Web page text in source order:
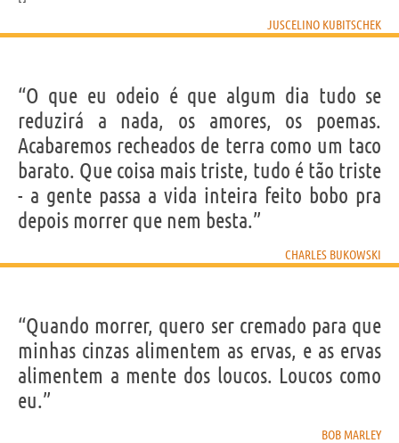
JUSCELINO KUBITSCHEK
“O que eu odeio é que algum dia tudo se
reduzirá a nada, os amores, os poemas.
Acabaremos recheados de terra como um taco
barato. Que coisa mais triste, tudo é tão triste
- a gente passa a vida inteira feito bobo pra
depois morrer que nem besta.”
CHARLES BUKOWSKI
“Quando morrer, quero ser cremado para que
minhas cinzas alimentem as ervas, e as ervas
alimentem a mente dos loucos. Loucos como
eu.”
BOB MARLEY